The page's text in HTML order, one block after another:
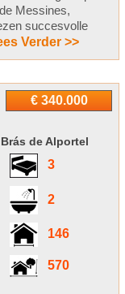
Messines,
succesvolle
Verder >>
€ 340.000
de Alportel
3
2
146
570